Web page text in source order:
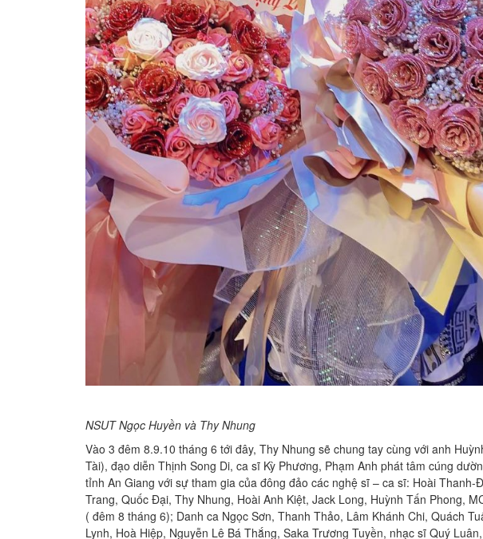
NSUT Ngọc Huyền và Thy Nhung
Vào 3 đêm 8.9.10 tháng 6 tới đây, Thy Nhung sẽ chung tay cùng với anh
Tài), đạo diễn Thịnh Song Di, ca sĩ Kỳ Phương, Phạm Anh phát tâm cúng
tỉnh An Giang với sự tham gia của đông đảo các nghệ sĩ – ca sĩ: Hoài
Trang, Quốc Đại, Thy Nhung, Hoài Anh Kiệt, Jack Long, Huỳnh Tấn Phong,
( đêm 8 tháng 6); Danh ca Ngọc Sơn, Thanh Thảo, Lâm Khánh Chi, Quách
Lynh, Hoà Hiệp, Nguyễn Lê Bá Thắng, Saka Trương Tuyền, nhạc sĩ Quý